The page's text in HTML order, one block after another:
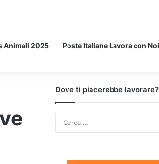
Animali 2025 Poste Italiane Lavora con Noi
Dove ti piacerebbe lavorare?